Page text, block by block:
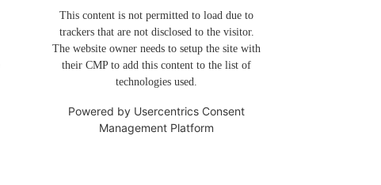
This content is not permitted to load due to
trackers that are not disclosed to the visitor.
The website owner needs to setup the site with
their CMP to add this content to the list of
technologies used.
Powered by Usercentrics Consent
Management Platform